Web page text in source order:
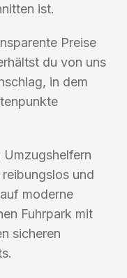
ist.
Preise
du von uns
in dem
und
moderne
Fuhrpark mit
sicheren